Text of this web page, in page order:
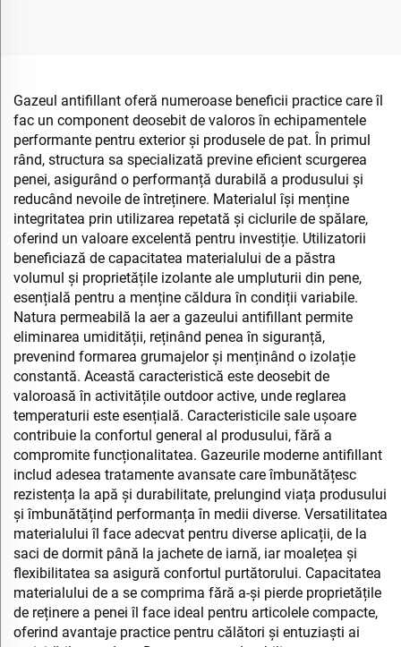
Gazeul antifillant oferă numeroase beneficii practice care îl
fac un component deosebit de valoros în echipamentele
performante pentru exterior și produsele de pat. În primul
rând, structura sa specializată previne eficient scurgerea
penei, asigurând o performanță durabilă a produsului și
reducând nevoile de întreținere. Materialul își menține
integritatea prin utilizarea repetată și ciclurile de spălare,
oferind un valoare excelentă pentru investiție. Utilizatorii
beneficiază de capacitatea materialului de a păstra
volumul și proprietățile izolante ale umpluturii din pene,
esențială pentru a menține căldura în condiții variabile.
Natura permeabilă la aer a gazeului antifillant permite
eliminarea umidității, reținând penea în siguranță,
prevenind formarea grumajelor și menținând o izolație
constantă. Această caracteristică este deosebit de
valoroasă în activitățile outdoor active, unde reglarea
temperaturii este esențială. Caracteristicile sale ușoare
contribuie la confortul general al produsului, fără a
compromite funcționalitatea. Gazeurile moderne antifillant
includ adesea tratamente avansate care îmbunătățesc
rezistența la apă și durabilitate, prelungind viața produsului
și îmbunătățind performanța în medii diverse. Versatilitatea
materialului îl face adecvat pentru diverse aplicații, de la
saci de dormit până la jachete de iarnă, iar moalețea și
flexibilitatea sa asigură confortul purtătorului. Capacitatea
materialului de a se comprima fără a-și pierde proprietățile
de reținere a penei îl face ideal pentru articolele compacte,
oferind avantaje practice pentru călători și entuziaști ai